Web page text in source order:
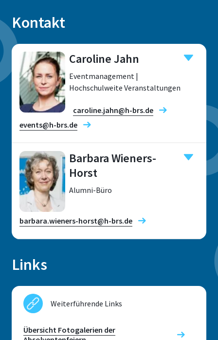
Kontakt
Caroline Jahn
Eventmanagement |
Hochschulweite Veranstaltungen
caroline.jahn@h-brs.de
events@h-brs.de
Standort
Sankt Augustin
Raum
Grantham-Allee 20
53757, Sankt Augustin
Kontaktzeiten
Barbara Wieners-
Horst
Alumni-Büro
barbara.wieners-horst@h-brs.de
Sankt Augustin
Raum
E 238
Links
Weiterführende Links
Übersicht Fotogalerien der